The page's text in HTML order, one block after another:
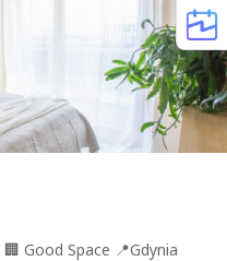
🏢 Good Space 📍Gdynia